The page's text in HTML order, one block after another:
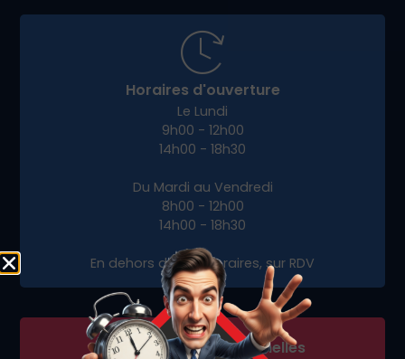
Horaires d'ouverture
Le Lundi
9h00 - 12h00
14h00 - 18h30
Du Mardi au Vendredi
8h00 - 12h00
14h00 - 18h30
En dehors de ces horaires, sur RDV
Fermetures exceptionnelles